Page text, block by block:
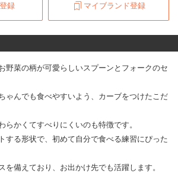
録 マイブランド登録
野菜の柄が可愛らしいスプーンとフォークのセ
ゃんでも食べやすいよう、カーブをつけたこだ
らかくてすべりにくいのも特徴です。
する形状で、初めて自分で食べる練習にぴった
を備えており、お出かけ先でも活躍します。